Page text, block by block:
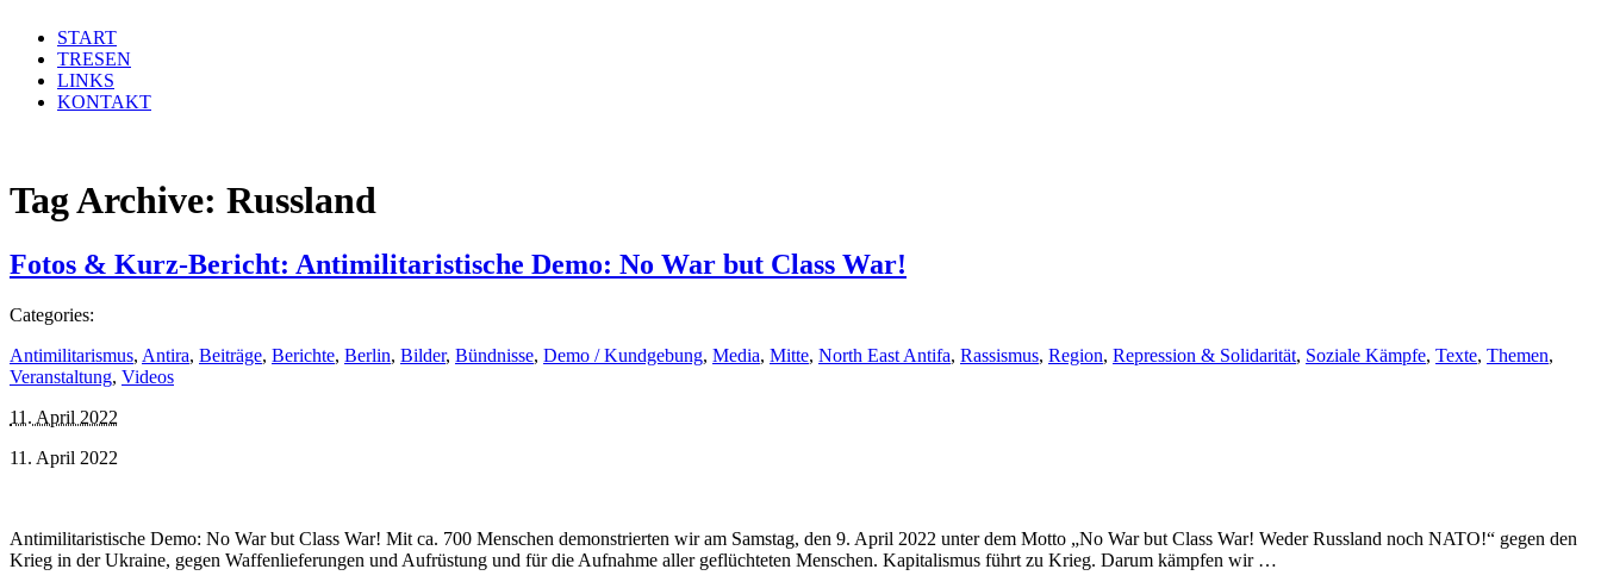
START
TRESEN
LINKS
KONTAKT
Tag Archive: Russland
Fotos & Kurz-Bericht: Antimilitaristische Demo: No War but Class War!
Categories:
Antimilitarismus, Antira, Beiträge, Berichte, Berlin, Bilder, Bündnisse, Demo / Kundgebung, Media, Mitte, North East Antifa, Rassismus, Region, Repression & Solidarität, Soziale Kämpfe, Texte, Themen,
Veranstaltung, Videos
11. April 2022
11. April 2022
Antimilitaristische Demo: No War but Class War! Mit ca. 700 Menschen demonstrierten wir am Samstag, den 9. April 2022 unter dem Motto „No War but Class War! Weder Russland noch NATO!“ gegen den
Krieg in der Ukraine, gegen Waffenlieferungen und Aufrüstung und für die Aufnahme aller geflüchteten Menschen. Kapitalismus führt zu Krieg. Darum kämpfen wir …